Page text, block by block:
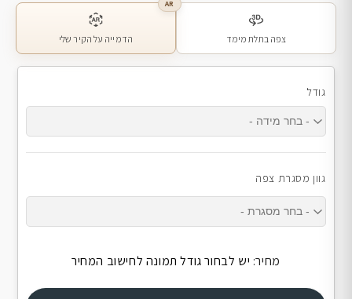
צפה בתלת מימד
AR
הדמייה על הקיר שלי
גודל
גוון מסגרת צפה
מחיר: יש לבחור גודל תמונה לחישוב המחיר